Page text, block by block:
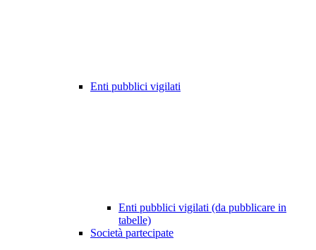
Enti pubblici vigilati
Enti pubblici vigilati (da pubblicare in
tabelle)
Società partecipate